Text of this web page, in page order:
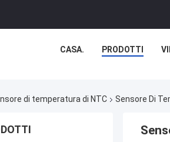
CASA. PRODOTTI
di temperatura di NTC Sensore Di